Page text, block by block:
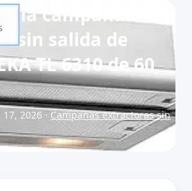
la campana
sin salida de
TL 6310 de 60
2026 ·Campanas extractoras sin